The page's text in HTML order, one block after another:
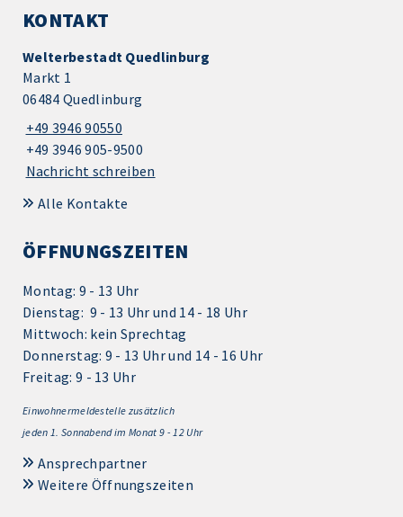
KONTAKT
Welterbestadt Quedlinburg
Markt 1
06484 Quedlinburg
+49 3946 90550
+49 3946 905-9500
Nachricht schreiben
Alle Kontakte
ÖFFNUNGSZEITEN
Montag: 9 - 13 Uhr
Dienstag: 9 - 13 Uhr und 14 - 18 Uhr
Mittwoch: kein Sprechtag
Donnerstag: 9 - 13 Uhr und 14 - 16 Uhr
Freitag: 9 - 13 Uhr
Einwohnermeldestelle zusätzlich
jeden 1. Sonnabend im Monat 9 - 12 Uhr
Ansprechpartner
Weitere Öffnungszeiten